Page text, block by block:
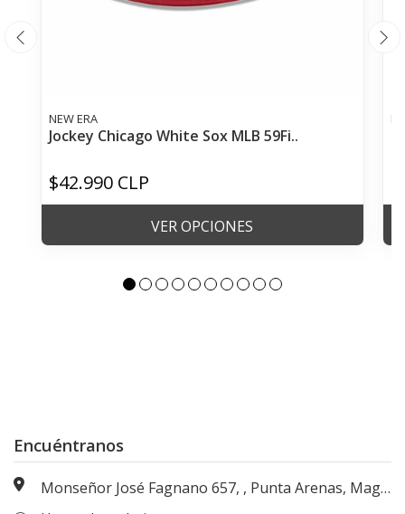
NEW ERA
Jockey Chicago White Sox MLB 59Fi..
$42.990 CLP
VER OPCIONES
Encuéntranos
Monseñor José Fagnano 657, , Punta Arenas, Magallanes, Chile